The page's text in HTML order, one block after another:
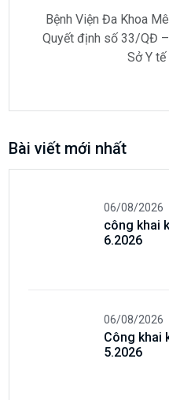
Bệnh Viện Đa Khoa
Quyết định số 33/QĐ
Sở Y tế
Bài viết mới nhất
06/08/2026
công khai
6.2026
06/08/2026
Công khai
5.2026